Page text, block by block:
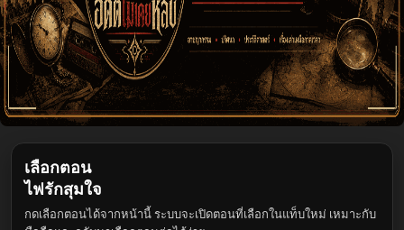
เลือกตอน
ไฟรักสุมใจ
กดเลือกตอนได้จากหน้านี้ ระบบจะเปิดตอนที่เลือกในแท็บใหม่ เหมาะกับ